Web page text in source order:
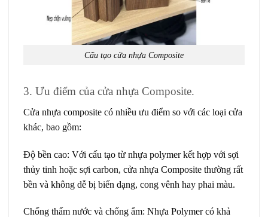
Cấu tạo cửa nhựa Composite
3. Ưu điểm của cửa nhựa Composite.
Cửa nhựa composite có nhiều ưu điểm so với các loại cửa
khác, bao gồm:
Độ bền cao: Với cấu tạo từ nhựa polymer kết hợp với sợi
thủy tinh hoặc sợi carbon, cửa nhựa Composite thường rất
bền và không dễ bị biến dạng, cong vênh hay phai màu.
Chống thấm nước và chống ẩm: Nhựa Polymer có khả